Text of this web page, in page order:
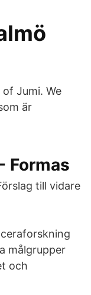
Jumi. We
är
Formas
till vidare
målgrupper
och